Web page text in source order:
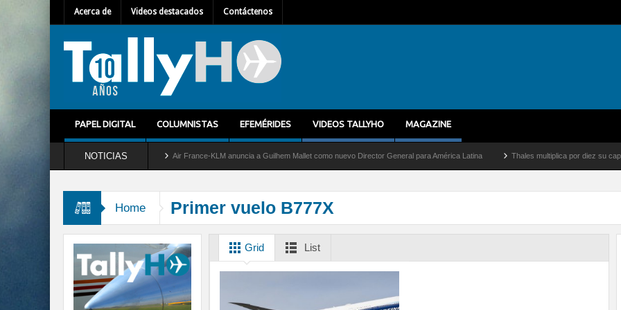
Acerca de Videos destacados Contáctenos
PAPEL DIGITAL COLUMNISTAS EFEMÉRIDES VIDEOS TALLYHO MAGAZINE
NOTICIAS
del servicio al C-2 Greyhound Air France-KLM anuncia a Guilhem Mallet como nuevo Director General para América Latina Thales multiplica por diez su capacidad
Home Primer vuelo B777X
Grid List